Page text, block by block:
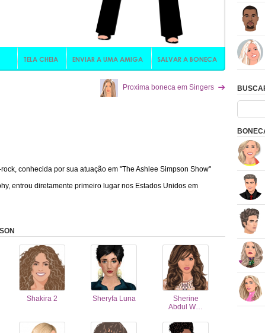
Proxima boneca em Singers
conhecida por sua atuação em "The Ashlee Simpson Show"
entrou diretamente primeiro lugar nos Estados Unidos em
Shakira 2 Sheryfa Luna
Sherine
Abdul W…